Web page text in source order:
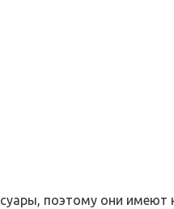
поэтому они